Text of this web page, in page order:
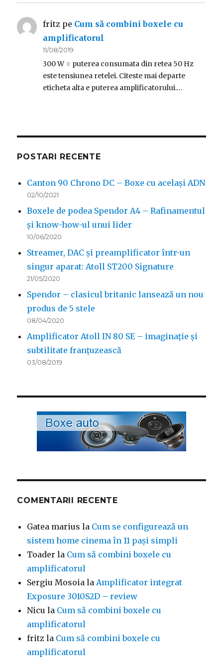
fritz pe Cum să combini boxele cu
amplificatorul
11/08/2019
300 W = puterea consumata din retea 50 Hz
este tensiunea retelei. Citeste mai departe
eticheta alta e puterea amplificatorului.…
POSTARI RECENTE
Canton 90 Chrono DC – Boxe cu același ADN
02/10/2021
Boxele de podea Spendor A4 – Rafinamentul
și know-how-ul unui lider
10/06/2020
Streamer, DAC și preamplificator într-un
singur aparat: Atoll ST200 Signature
21/05/2020
Spendor – clasicul britanic lansează un nou
produs de 5 stele
08/04/2020
Amplificator Atoll IN 80 SE – imaginație și
subtilitate franțuzească
03/08/2019
COMENTARII RECENTE
Gatea marius la Cum se configurează un
sistem home cinema în 11 pași simpli
Toader la Cum să combini boxele cu
amplificatorul
Sergiu Mosoia laAmplificator integrat
Exposure 3010S2D – review
Nicu la Cum să combini boxele cu
amplificatorul
fritz la Cum să combini boxele cu
amplificatorul